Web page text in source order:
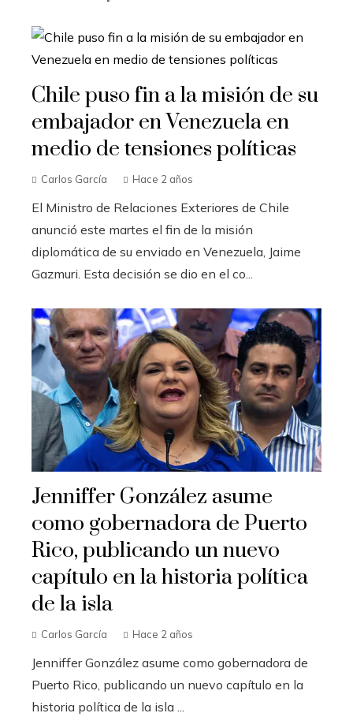
Chile puso fin a la misión de su
embajador en Venezuela en
medio de tensiones políticas
Carlos García Hace 2 años
El Ministro de Relaciones Exteriores de Chile
anunció este martes el fin de la misión
diplomática de su enviado en Venezuela, Jaime
Gazmuri. Esta decisión se dio en el co...
Jenniffer González asume
como gobernadora de Puerto
Rico, publicando un nuevo
capítulo en la historia política
de la isla
Carlos García Hace 2 años
Jenniffer González asume como gobernadora de
Puerto Rico, publicando un nuevo capítulo en la
historia política de la isla ...